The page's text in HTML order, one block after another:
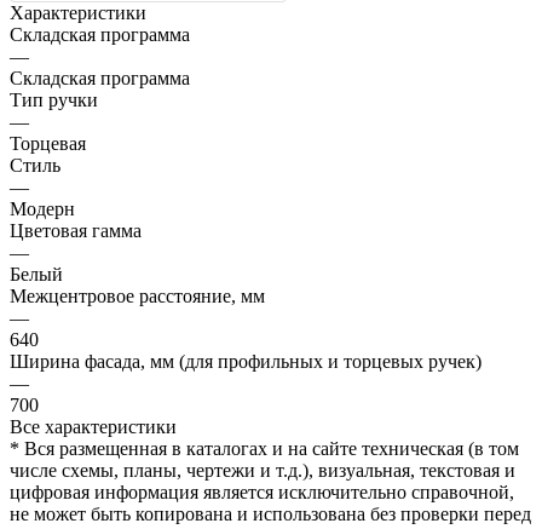
Характеристики
Складская программа
—
Складская программа
Тип ручки
—
Торцевая
Стиль
—
Модерн
Цветовая гамма
—
Белый
Межцентровое расстояние, мм
—
640
Ширина фасада, мм (для профильных и торцевых ручек)
—
700
Все характеристики
* Вся размещенная в каталогах и на сайте техническая (в том
числе схемы, планы, чертежи и т.д.), визуальная, текстовая и
цифровая информация является исключительно справочной,
не может быть копирована и использована без проверки перед